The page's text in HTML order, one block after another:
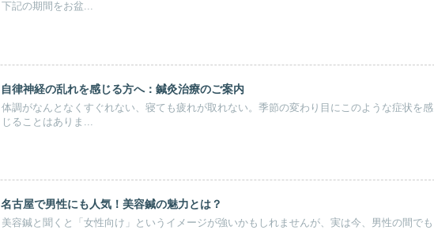
下記の期間をお盆...
自律神経の乱れを感じる方へ：鍼灸治療のご案内
体調がなんとなくすぐれない、寝ても疲れが取れない。季節の変わり目にこのような症状を感
じることはありま...
名古屋で男性にも人気！美容鍼の魅力とは？
美容鍼と聞くと「女性向け」というイメージが強いかもしれませんが、実は今、男性の間でも